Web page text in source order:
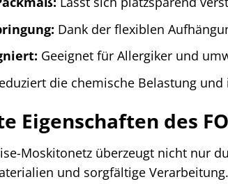
Dank der flexiblen
Geeignet für Allergiker und
die chemische Belastung
Eigenschaften des
Moskitonetz überzeugt nicht
und sorgfältige